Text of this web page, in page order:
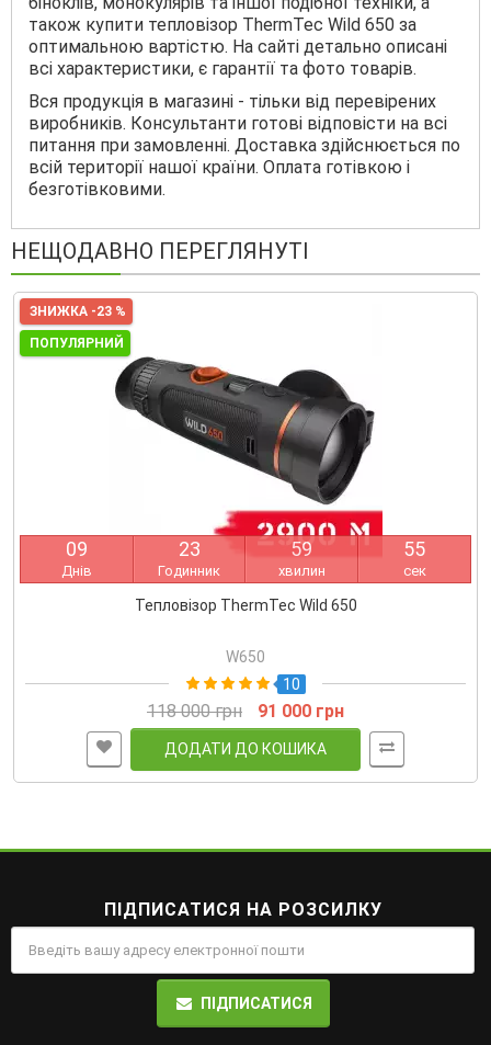
також купити тепловізор ThermTec Wild 650 за
оптимальною вартістю. На сайті детально описані
всі характеристики, є гарантії та фото товарів.
Вся продукція в магазині - тільки від перевірених
виробників. Консультанти готові відповісти на всі
питання при замовленні. Доставка здійснюється по
всій території нашої країни. Оплата готівкою і
безготівковими.
НЕЩОДАВНО ПЕРЕГЛЯНУТІ
ЗНИЖКА -23 %
ПОПУЛЯРНИЙ
09
Днів
23
Годинник
59
хвилин
54
сек
Тепловізор ThermTec Wild 650
W650
10
118 000 грн 91 000 грн
ДОДАТИ ДО КОШИКА
ПІДПИСАТИСЯ НА РОЗСИЛКУ
ПІДПИСАТИСЯ